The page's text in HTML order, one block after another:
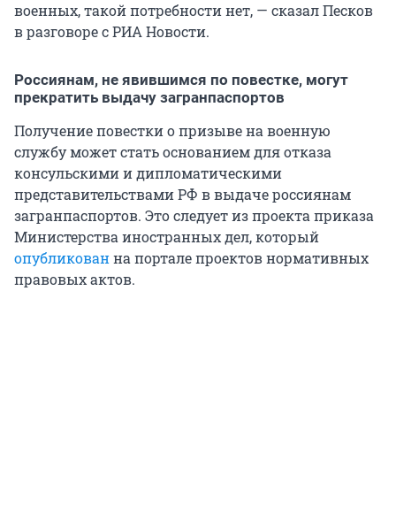
военных, такой потребности нет, — сказал Песков
в разговоре с РИА Новости.
Россиянам, не явившимся по повестке, могут
прекратить выдачу загранпаспортов
Получение повестки о призыве на военную
службу может стать основанием для отказа
консульскими и дипломатическими
представительствами РФ в выдаче россиянам
загранпаспортов. Это следует из проекта приказа
Министерства иностранных дел, который
опубликованна портале проектов нормативных
правовых актов.